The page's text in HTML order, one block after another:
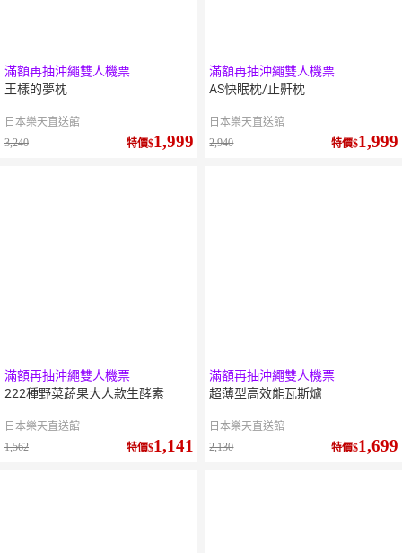
滿額再抽沖繩雙人機票
王樣的夢枕
日本樂天直送館
3,240
特價 1,999
滿額再抽沖繩雙人機票
AS快眠枕/止鼾枕
日本樂天直送館
2,940
特價 1,999
滿額再抽沖繩雙人機票
222種野菜蔬果大人款生酵素
日本樂天直送館
1,562
特價 1,141
滿額再抽沖繩雙人機票
超薄型高效能瓦斯爐
日本樂天直送館
2,130
特價 1,699